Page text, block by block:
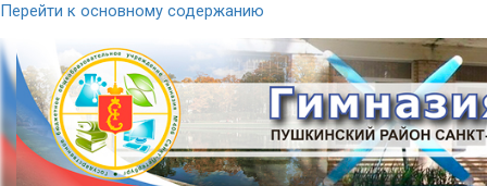
Перейти к основному содержанию